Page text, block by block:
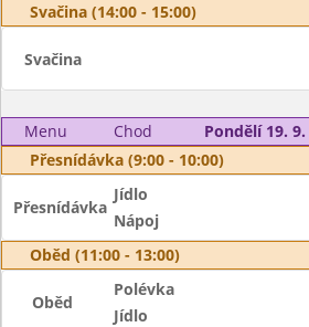
Svačina (14:00 - 15:00)
Svačina
Menu Chod
Pondělí 19. 9.
Přesnídávka (9:00 - 10:00)
Přesnídávka
Jídlo
Nápoj
Oběd (11:00 - 13:00)
Oběd
Polévka
Jídlo